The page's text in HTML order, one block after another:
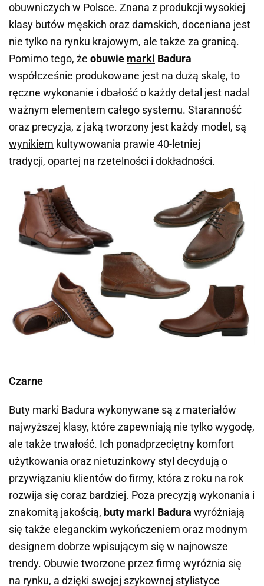
obuwniczych w Polsce. Znana z produkcji wysokiej
klasy butów męskich oraz damskich, doceniana jest
nie tylko na rynku krajowym, ale także za granicą.
Pomimo tego, że obuwie marki Badura
współcześnie produkowane jest na dużą skalę, to
ręczne wykonanie i dbałość o każdy detal jest nadal
ważnym elementem całego systemu. Staranność
oraz precyzja, z jaką tworzony jest każdy model, są
wynikiem kultywowania prawie 40-letniej
tradycji, opartej na rzetelności i dokładności.
Czarne
Buty marki Badura wykonywane są z materiałów
najwyższej klasy, które zapewniają nie tylko wygodę,
ale także trwałość. Ich ponadprzeciętny komfort
użytkowania oraz nietuzinkowy styl decydują o
przywiązaniu klientów do firmy, która z roku na rok
rozwija się coraz bardziej. Poza precyzją wykonania i
znakomitą jakością, buty marki Badura wyróżniają
się także eleganckim wykończeniem oraz modnym
designem dobrze wpisującym się w najnowsze
trendy. Obuwie tworzone przez firmę wyróżnia się
na rynku, a dzięki swojej szykownej stylistyce